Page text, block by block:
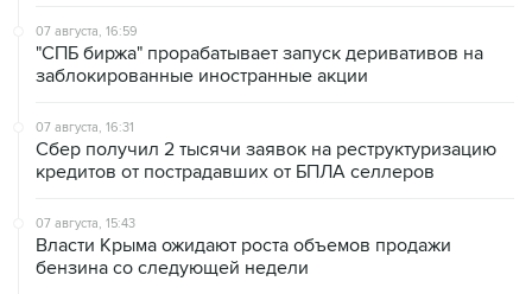
07 августа, 16:59
"СПБ биржа" прорабатывает запуск деривативов на
заблокированные иностранные акции
07 августа, 16:31
Сбер получил 2 тысячи заявок на реструктуризацию
кредитов от пострадавших от БПЛА селлеров
07 августа, 15:43
Власти Крыма ожидают роста объемов продажи
бензина со следующей недели